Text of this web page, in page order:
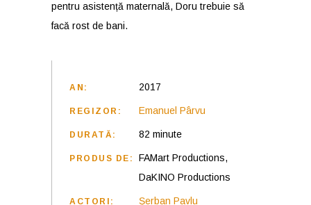
pentru asistență maternală, Doru trebuie să
facă rost de bani.
AN: 2017
REGIZOR: Emanuel Pârvu
DURATĂ: 82 minute
PRODUS DE:
FAMart Productions,
DaKINO Productions
ACTORI: Șerban Pavlu